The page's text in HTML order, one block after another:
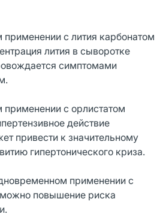
с лития карбонатом
лития в сыворотке
симптомами
с орлистатом
действие
привести к значительному
гипертонического криза.
применении с
повышение риска